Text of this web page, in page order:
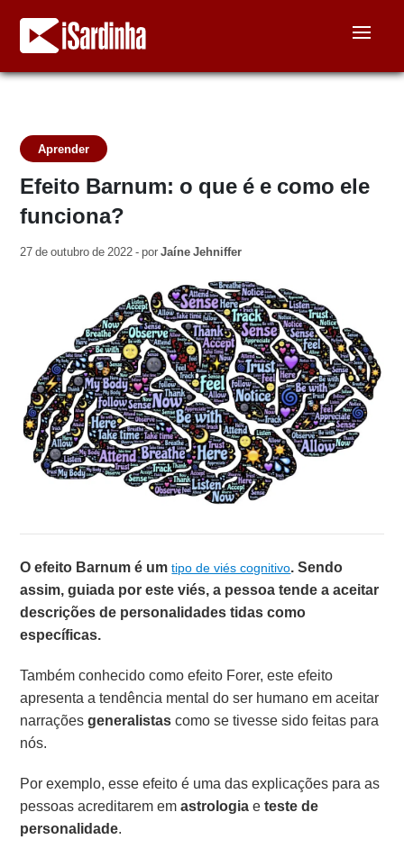
Aprender
Efeito Barnum: o que é e como ele
funciona?
27 de outubro de 2022 - porJaíne Jehniffer
O efeito Barnum é umtipo de viés cognitivo. Sendo
assim, guiada por este viés, a pessoa tende a aceitar
descrições de personalidades tidas como
específicas.
Também conhecido como efeito Forer, este efeito
apresenta a tendência mental do ser humano em aceitar
narraçõesgeneralistascomo se tivesse sido feitas para
nós.
Por exemplo, esse efeito é uma das explicações para as
pessoas acreditarem emastrologiaeteste de
personalidade.